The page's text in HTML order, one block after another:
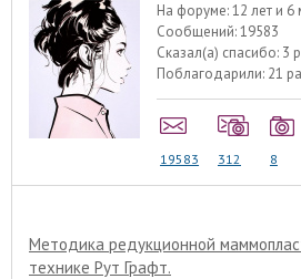
На форуме:12 лет и 6
Сообщений:19583
Сказал(а) спасибо: 3
Поблагодарили: 21
19583 312 8
Методика редукционной
технике Рут Графт.